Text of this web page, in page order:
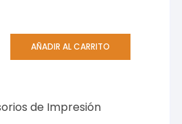
AÑADIR AL CARRITO
de Impresión